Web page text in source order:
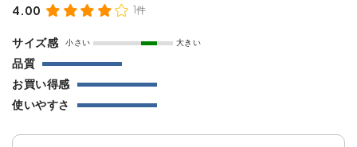
4.00 1件
サイズ感 小さい 大きい
品質
お買い得感
使いやすさ